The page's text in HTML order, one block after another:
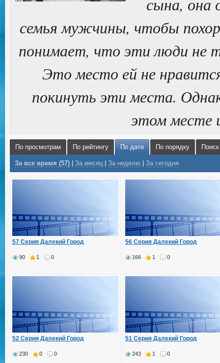
семья мужчины, чтобы
понимает, что эти люди не
Это место ей не
покинуть эти места.
этом месте
По просмотрам По рейтингу По дате По порядку Поиск
За все время (57) За месяц За неделю За сегодня
57 Серия Далекий Город
90 1 0
56 Серия Далекий Город
166 1 0
52 Серия Далекий Город
230 0 0
51 Серия Далекий Город
243 1 0